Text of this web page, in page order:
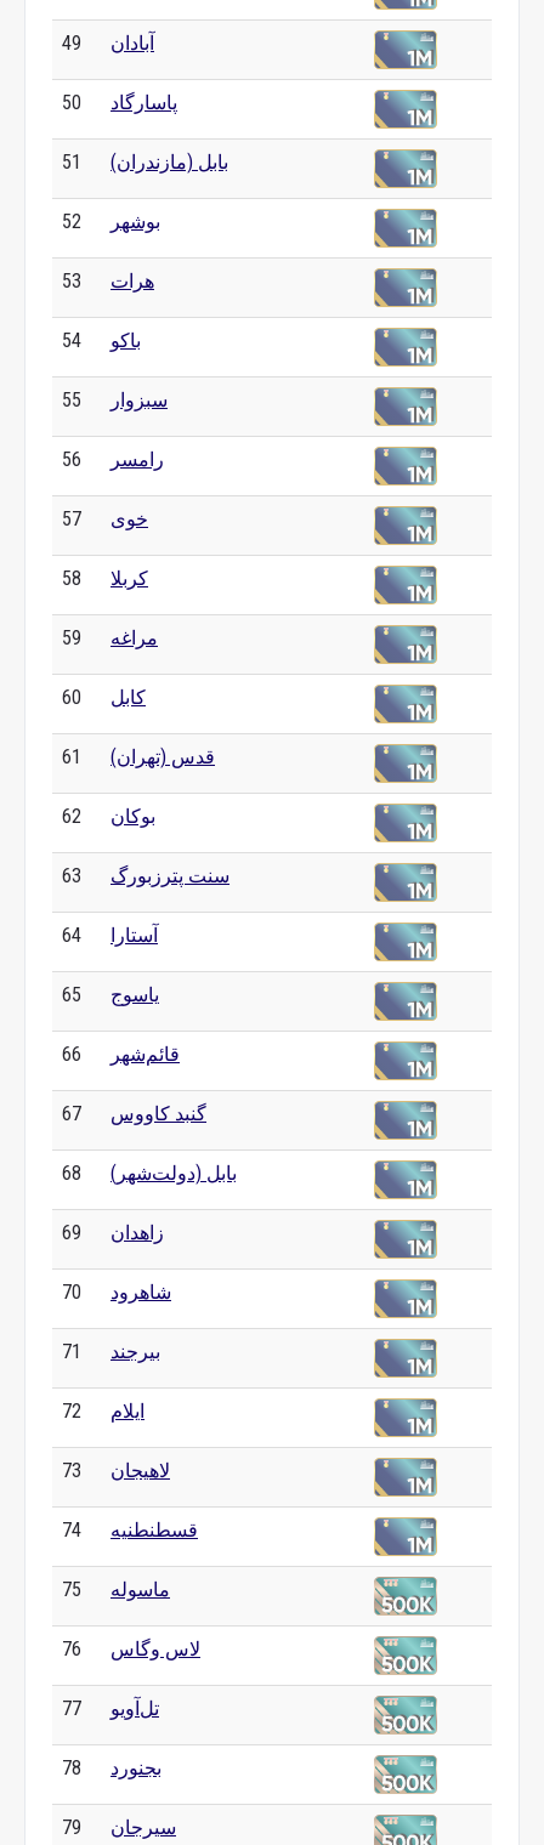
49 آبادان
50 پاسارگاد
51 بابل (مازندران)
52 بوشهر
53 هرات
54 باکو
55 سبزوار
56 رامسر
57 خوی
58 کربلا
59 مراغه
60 کابل
61 قدس (تهران)
62 بوکان
63 سنت پترزبورگ
64 آستارا
65 یاسوج
66 قائم‌شهر
67 گنبد کاووس
68 بابل (دولت‌شهر)
69 زاهدان
70 شاهرود
71 بیرجند
72 ایلام
73 لاهیجان
74 قسطنطنیه
75 ماسوله
76 لاس وگاس
77 تل‌آویو
78 بجنورد
79 سیرجان